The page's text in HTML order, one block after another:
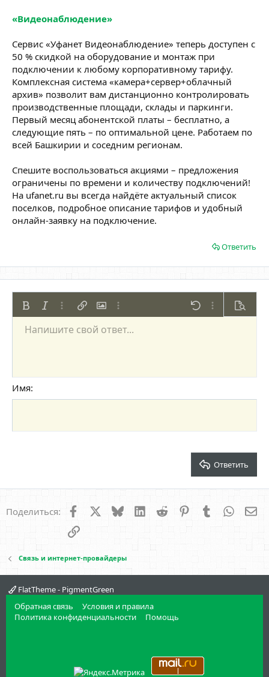
«Видеонаблюдение»
Сервис «Уфанет Видеонаблюдение» теперь доступен с
50 % скидкой на оборудование и монтаж при
подключении к любому корпоративному тарифу.
Комплексная система «камера+сервер+облачный
архив» позволит вам дистанционно контролировать
производственные площади, склады и паркинги.
Первый месяц абонентской платы – бесплатно, а
следующие пять – по оптимальной цене. Работаем по
всей Башкирии и соседним регионам.
Спешите воспользоваться акциями – предложения
ограничены по времени и количеству подключений!
На ufanet.ru вы всегда найдёте актуальный список
поселков, подробное описание тарифов и удобный
онлайн-заявку на подключение.
Ответить
ЖирныйКурсивДополнительно...
Вставить ссылку
Вставить изображение
Дополнительно... Отменить
Размер шрифта
9
18
Цвет текста
Шрифт Arial
Tahoma
СписокВыравнивание
Формат параграфа
Заголовок 2
Заголовок 3
СмайлыЦитатаМедиаВставить таблицу
Вставить горизонтальную линию
Спойлер
Повторить
Переключить режим работы редактора
Удалить форматирование
ЧерновикиСохранить черновик
Напишите свой ответ...
Имя
Ответить
Поделиться: Facebook BlueskyLinkedIn
Reddit PinterestTumblr
Ссылка
Связь и интернет-провайдеры
FlatTheme - PigmentGreen
Обратная связь
Условия и правила
Политика конфиденциальности
Помощь